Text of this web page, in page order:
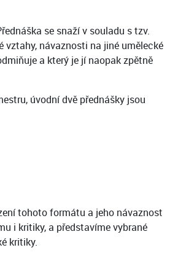
se snaží v souladu s tzv.
návaznosti na jiné umělecké
a který je jí naopak zpětně
úvodní dvě přednášky jsou
tohoto formátu a jeho návaznost
i kritiky, a představíme vybrané
kritiky.